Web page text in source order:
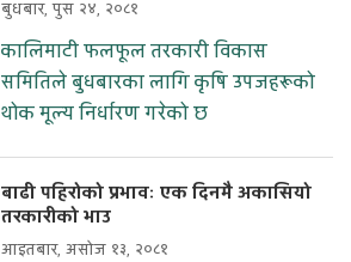
बुधबार, पुस २४, २०८१
कालिमाटी फलफूल तरकारी विकास
समितिले बुधबारका लागि कृषि उपजहरूको
थोक मूल्य निर्धारण गरेको छ
बाढी पहिरोको प्रभावः एक दिनमै अकासियो
तरकारीको भाउ
आइतबार, असोज १३, २०८१